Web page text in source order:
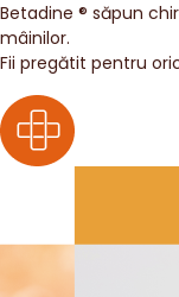
Betadine ® săpun
mâinilor.
Fii pregătit pentru